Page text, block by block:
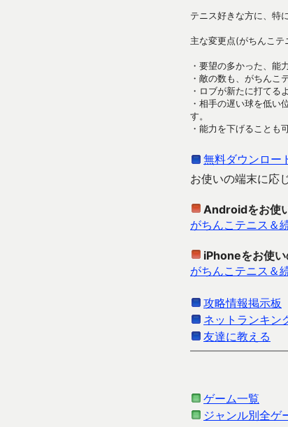
テニス好きな方に、特
主な変更点(がちんこテ
・要望の多かった、能
・敵の数も、がちんこ
・ロブが新たに打てる
・相手の遅い球を低い
す。
・能力を下げることも
無料ダウンロー
お使いの端末に応
Androidをお使
がちんこテニス＆
iPhoneをお使
がちんこテニス＆
攻略情報掲示板
ネットランキン
友達に教える
ゲーム一覧
ジャンル別全ゲ